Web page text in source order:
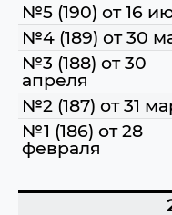
№5 (190) от 16
№4 (189) от 30
№3 (188) от 30
апреля
№2 (187) от 31
№1 (186) от 28
февраля